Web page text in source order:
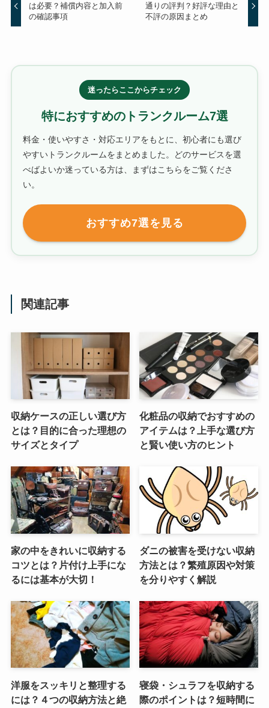
は必要？補償内容と加入前
の確認事項
通りの評判？好評な理由と
不評の原因まとめ
迷ったらここからチェック
特におすすめのトランクルーム7選
料金・使いやすさ・対応エリアをもとに、初心者にも選び
やすいトランクルームをまとめました。どのサービスを選
べばよいか迷っている方は、まずはこちらをご覧くださ
い。
おすすめ7選を見る
関連記事
収納ケースの正しい選び方
とは？目的に合った理想の
サイズとタイプ
化粧品の収納でおすすめの
アイテムは？上手な選び方
と賢い使い方のヒント
家の中をきれいに収納する
コツとは？片付け上手にな
るには基本が大切！
ダニの被害を受けない収納
方法とは？繁殖原因や対策
を分りやすく解説
洋服をスッキリと整理する
には？４つの収納方法と絶
寝袋・シュラフを収納する
際のポイントは？短時間に